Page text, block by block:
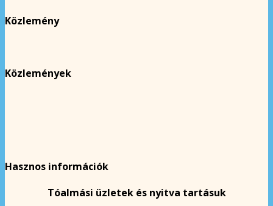
Közlemény
Közlemények
Hasznos információk
Tóalmási üzletek és nyitva tartásuk